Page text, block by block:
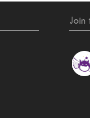
Join